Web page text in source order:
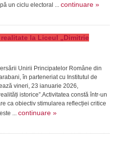
un ciclu electoral ... continuare »
la Liceul „Dimitrie
Unirii Principatelor Române din
în parteneriat cu Institutul de
vineri, 23 ianuarie 2026,
istorice”.Activitatea constă într-un
ca obiectiv stimularea reflecției critice
... continuare »